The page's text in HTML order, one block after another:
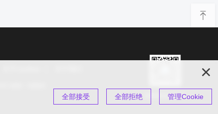
扫码关注公众号
全部接受 全部拒绝 管理Cookie